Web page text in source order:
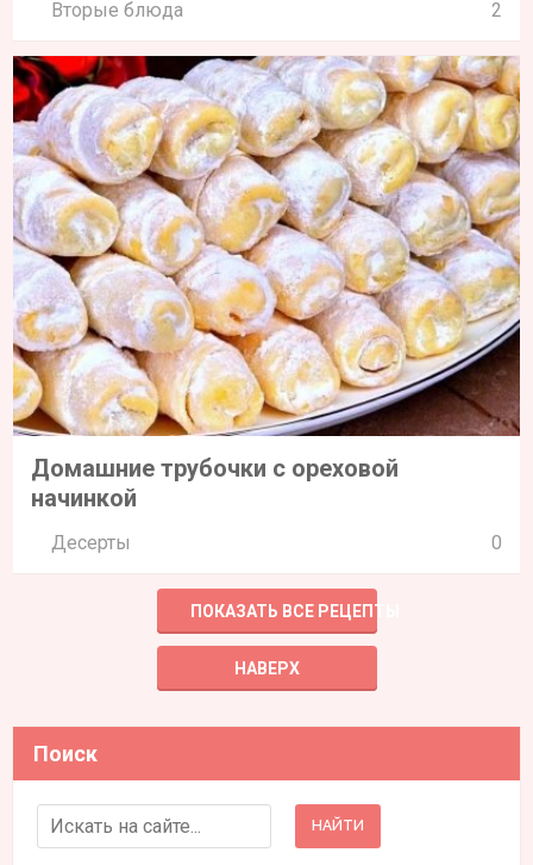
Вторые блюда 2
Домашние трубочки с ореховой
начинкой
Десерты 0
ПОКАЗАТЬ ВСЕ РЕЦЕПТЫ
НАВЕРХ
Поиск
Search for: